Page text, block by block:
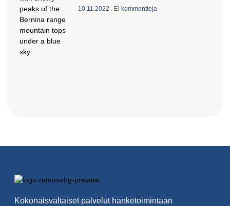
10.11.2022 Ei kommentteja
Kokonaisvaltaiset palvelut hanketoimintaan